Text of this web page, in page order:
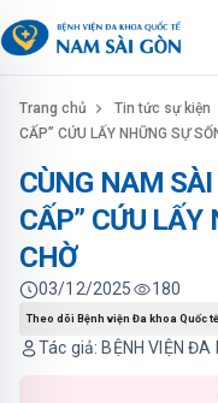
Trang chủ Tin tức sự kiện
CẤP” CỨU LẤY NHỮNG SỰ
CÙNG NAM
CẤP” CỨU LẤY
CHỜ
Tác giả: BỆNH VIỆN ĐA
03/12/2025 180
Theo dõi Bệnh viện Đa khoa Quốc